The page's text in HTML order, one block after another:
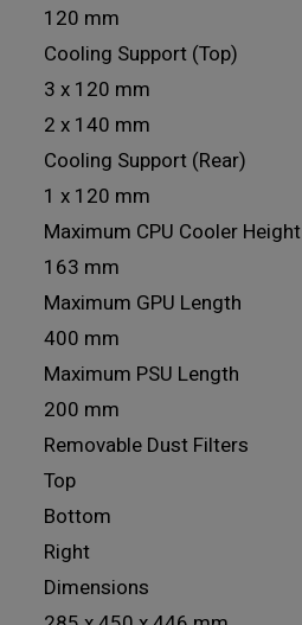
120 mm
Cooling Support (Top)
3 x 120 mm
2 x 140 mm
Cooling Support (Rear)
1 x 120 mm
Maximum CPU Cooler Height
163 mm
Maximum GPU Length
400 mm
Maximum PSU Length
200 mm
Removable Dust Filters
Top
Bottom
Right
Dimensions